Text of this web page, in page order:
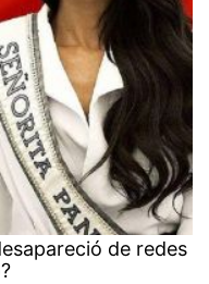
de redes